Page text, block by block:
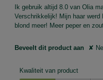
Ik gebruik altijd 8.0 van Olia
Verschrikkelijk! Mijn haar
blond meer! Meer peper
Beveelt dit product aan ✘
Kwaliteit van product